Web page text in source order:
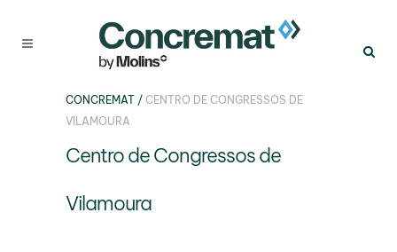
CONCREMAT / CENTRO DE CONGRESSOS DE
VILAMOURA
Centro de Congressos de
Vilamoura